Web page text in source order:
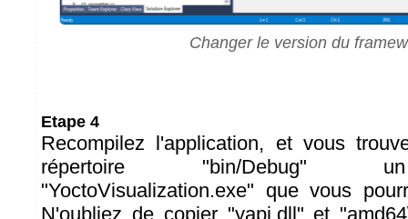
Changer le version du
Etape 4
Recompilez l'application, et vous
répertoire "bin/Debug"
"YoctoVisualization.exe" que vous
N'oubliez de copier "yapi.dll" et